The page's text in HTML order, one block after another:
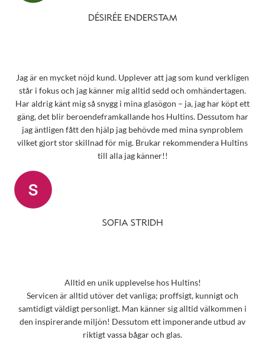
DÉSIRÉE ENDERSTAM
Jag är en mycket nöjd kund. Upplever att jag som kund verkligen
står i fokus och jag känner mig alltid sedd och omhändertagen.
Har aldrig känt mig så snygg i mina glasögon – ja, jag har köpt ett
gäng, det blir beroendeframkallande hos Hultins. Dessutom har
jag äntligen fått den hjälp jag behövde med mina synproblem
vilket gjort stor skillnad för mig. Brukar rekommendera Hultins
till alla jag känner!!
SOFIA STRIDH
Alltid en unik upplevelse hos Hultins!
Servicen är alltid utöver det vanliga; proffsigt, kunnigt och
samtidigt väldigt personligt. Man känner sig alltid välkommen i
den inspirerande miljön! Dessutom ett imponerande utbud av
riktigt vassa bågar och glas.